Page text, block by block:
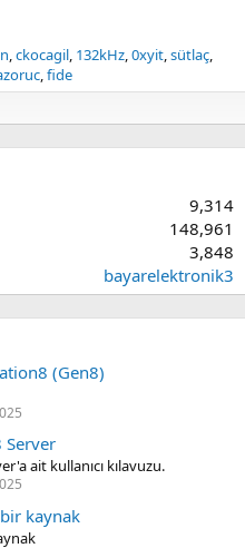
ckocagil 132kHz 0xyit sütlaç
fide
9,314
148,961
3,848
bayarelektronik3
(Gen8)
Server
ait kullanıcı kılavuzu.
kaynak